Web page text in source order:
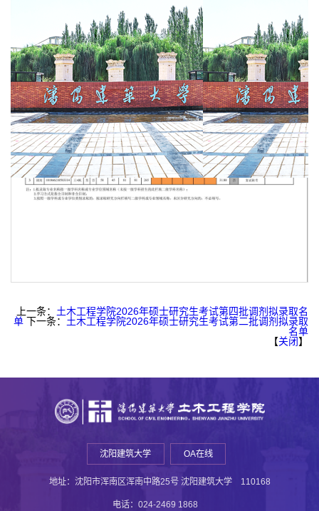
第 1 页
第 2 页
上一条： 土木工程学院2026年硕士研究生考试第四批调剂拟录取名
单 下一条： 土木工程学院2026年硕士研究生考试第二批调剂拟录取
名单
【关闭】
沈阳建筑大学 OA在线
地址：沈阳市浑南区浑南中路25号 沈阳建筑大学 110168
电话：024-2469 1868